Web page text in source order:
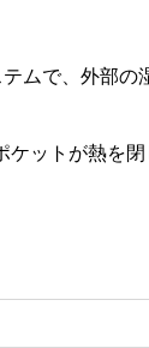
ムで、外部
ットが熱を